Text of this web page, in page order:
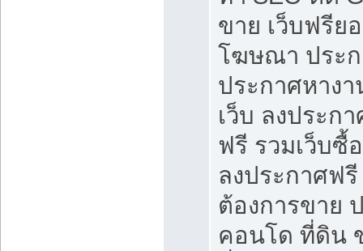
ขาย เว็บฟรีย
โฆษณา ประ
ประกาศหาง
เว็บ ลงประก
ฟรี รวมเว็บซื้
ลงประกาศฟ
ต้องการขาย
คอนโด ที่ดิน